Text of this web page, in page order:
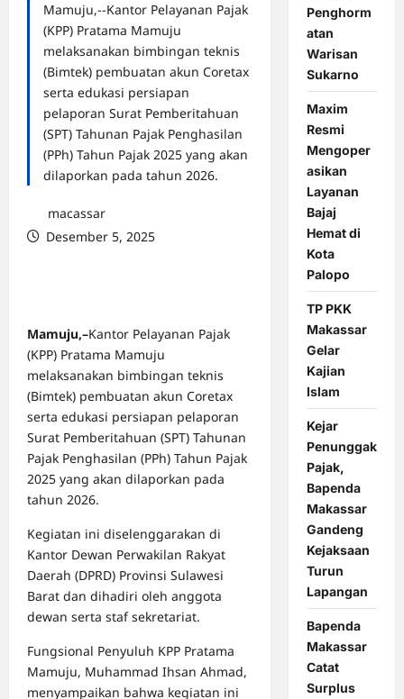
Mamuju,--Kantor Pelayanan Pajak
(KPP) Pratama Mamuju
melaksanakan bimbingan teknis
(Bimtek) pembuatan akun Coretax
serta edukasi persiapan
pelaporan Surat Pemberitahuan
(SPT) Tahunan Pajak Penghasilan
(PPh) Tahun Pajak 2025 yang akan
dilaporkan pada tahun 2026.
macassar
Desember 5, 2025
Mamuju,–Kantor Pelayanan Pajak
(KPP) Pratama Mamuju
melaksanakan bimbingan teknis
(Bimtek) pembuatan akun Coretax
serta edukasi persiapan pelaporan
Surat Pemberitahuan (SPT) Tahunan
Pajak Penghasilan (PPh) Tahun Pajak
2025 yang akan dilaporkan pada
tahun 2026.
Kegiatan ini diselenggarakan di
Kantor Dewan Perwakilan Rakyat
Daerah (DPRD) Provinsi Sulawesi
Barat dan dihadiri oleh anggota
dewan serta staf sekretariat.
Fungsional Penyuluh KPP Pratama
Mamuju, Muhammad Ihsan Ahmad,
menyampaikan bahwa kegiatan ini
Penghorm
atan
Warisan
Sukarno
Maxim
Resmi
Mengoper
asikan
Layanan
Bajaj
Hemat di
Kota
Palopo
TP PKK
Makassar
Gelar
Kajian
Islam
Kejar
Penunggak
Pajak,
Bapenda
Makassar
Gandeng
Kejaksaan
Turun
Lapangan
Bapenda
Makassar
Catat
Surplus